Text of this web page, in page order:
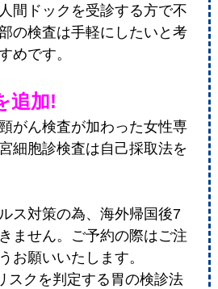
間ドックを受診する方で不
の検査は手軽にしたいと考
めです。
追加!
がん検査が加わった女性専
細胞診検査は自己採取法を
ス対策の為、海外帰国後7
ません。ご予約の際はご注
お願いいたします。
スクを判定する胃の検診法